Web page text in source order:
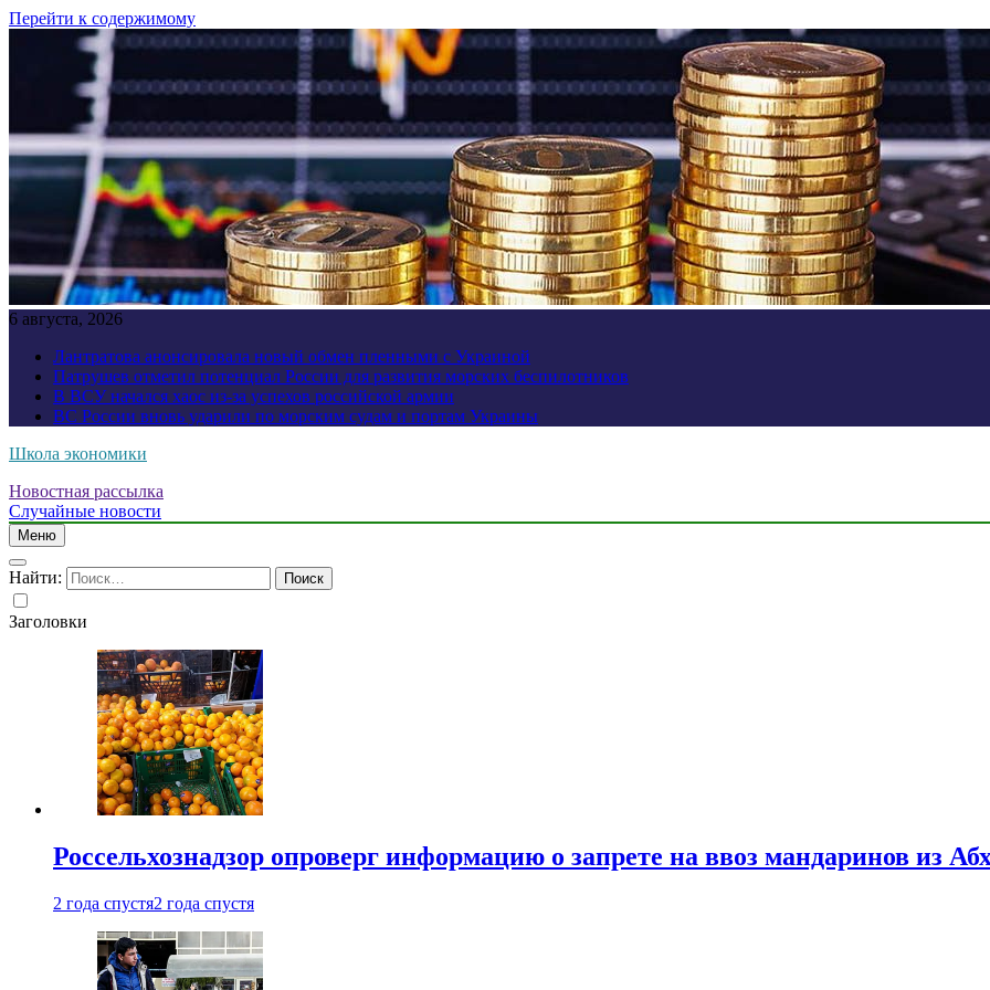
Перейти к содержимому
6 августа, 2026
Лантратова анонсировала новый обмен пленными с Украиной
Патрушев отметил потенциал России для развития морских беспилотников
В ВСУ начался хаос из-за успехов российской армии
ВС России вновь ударили по морским судам и портам Украины
Школа экономики
Новостная рассылка
Случайные новости
Меню
Найти:
Заголовки
Россельхознадзор опроверг информацию о запрете на ввоз мандаринов из
2 года спустя2 года спустя